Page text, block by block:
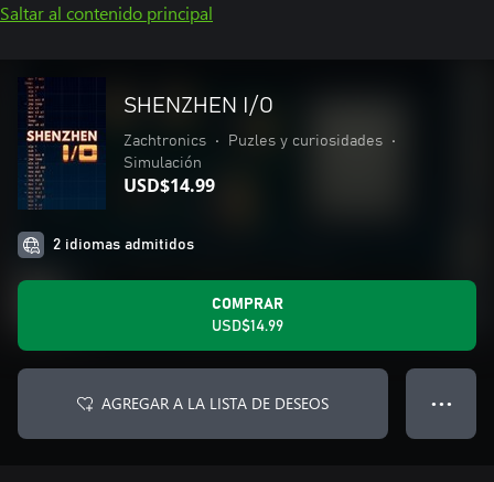
Saltar al contenido principal
SHENZHEN I/O
Zachtronics • Puzles y curiosidades
•
Simulación
USD$14.99
2 idiomas admitidos
COMPRAR
USD$14.99
AGREGAR A LA LISTA DE DESEOS ● ● ●